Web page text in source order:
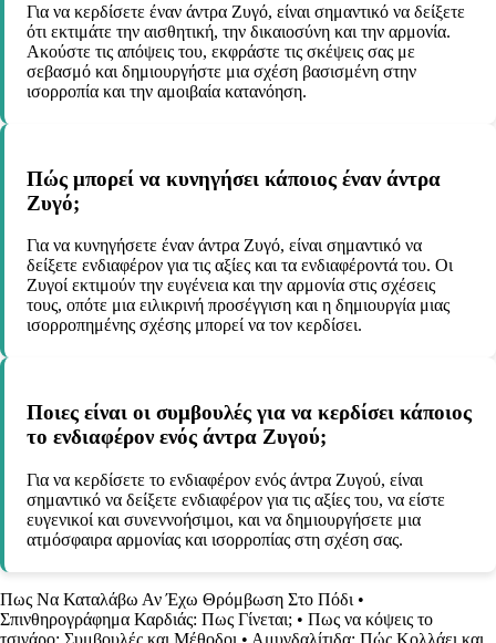
Για να κερδίσετε έναν άντρα Ζυγό, είναι σημαντικό να δείξετε
ότι εκτιμάτε την αισθητική, την δικαιοσύνη και την αρμονία.
Ακούστε τις απόψεις του, εκφράστε τις σκέψεις σας με
σεβασμό και δημιουργήστε μια σχέση βασισμένη στην
ισορροπία και την αμοιβαία κατανόηση.
Πώς μπορεί να κυνηγήσει κάποιος έναν άντρα
Ζυγό;
Για να κυνηγήσετε έναν άντρα Ζυγό, είναι σημαντικό να
δείξετε ενδιαφέρον για τις αξίες και τα ενδιαφέροντά του. Οι
Ζυγοί εκτιμούν την ευγένεια και την αρμονία στις σχέσεις
τους, οπότε μια ειλικρινή προσέγγιση και η δημιουργία μιας
ισορροπημένης σχέσης μπορεί να τον κερδίσει.
Ποιες είναι οι συμβουλές για να κερδίσει κάποιος
το ενδιαφέρον ενός άντρα Ζυγού;
Για να κερδίσετε το ενδιαφέρον ενός άντρα Ζυγού, είναι
σημαντικό να δείξετε ενδιαφέρον για τις αξίες του, να είστε
ευγενικοί και συνεννοήσιμοι, και να δημιουργήσετε μια
ατμόσφαιρα αρμονίας και ισορροπίας στη σχέση σας.
Πως Να Καταλάβω Αν Έχω Θρόμβωση Στο Πόδι •
Σπινθηρογράφημα Καρδιάς: Πως Γίνεται; • Πως να κόψεις το
τσιγάρο: Συμβουλές και Μέθοδοι • Αμυγδαλίτιδα: Πώς Κολλάει και